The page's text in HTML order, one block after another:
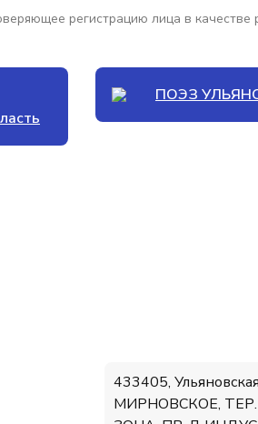
регистрацию лица в
ПОЭЗ
433405,
МИРНОВСКОЕ,